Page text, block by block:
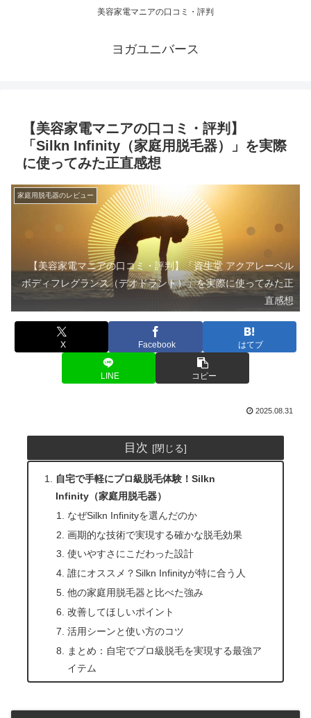
美容家電マニアの口コミ・評判
ヨガユニバース
【美容家電マニアの口コミ・評判】
「Silkn Infinity（家庭用脱毛器）」を実際
に使ってみた正直感想
家庭用脱毛器のレビュー
【美容家電マニアの口コミ・評判】「資生堂 アクアレーベル
ボディフレグランス（デオドラント）」を実際に使ってみた正
直感想
X Facebook はてブ
LINE コピー
2025.08.31
目次
自宅で手軽にプロ級脱毛体験！Silkn
Infinity（家庭用脱毛器）
なぜSilkn Infinityを選んだのか
画期的な技術で実現する確かな脱毛効果
使いやすさにこだわった設計
誰にオススメ？Silkn Infinityが特に合う人
他の家庭用脱毛器と比べた強み
改善してほしいポイント
活用シーンと使い方のコツ
まとめ：自宅でプロ級脱毛を実現する最強ア
イテム